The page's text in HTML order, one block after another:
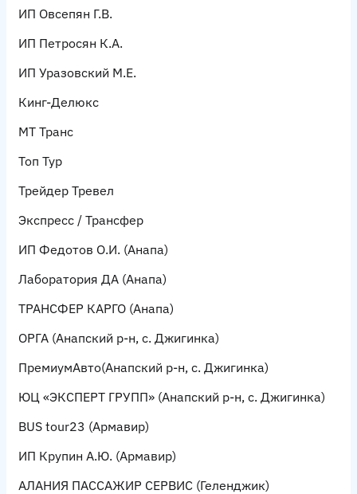
ИП Овсепян Г.В.
ИП Петросян К.А.
ИП Уразовский М.Е.
Кинг-Делюкс
МТ Транс
Топ Тур
Трейдер Тревел
Экспресс / Трансфер
ИП Федотов О.И. (Анапа)
Лаборатория ДА (Анапа)
ТРАНСФЕР КАРГО (Анапа)
ОРГА (Анапский р-н, с. Джигинка)
ПремиумАвто(Анапский р-н, с. Джигинка)
ЮЦ «ЭКСПЕРТ ГРУПП» (Анапский р-н, с. Джигинка)
BUS tour23 (Армавир)
ИП Крупин А.Ю. (Армавир)
АЛАНИЯ ПАССАЖИР СЕРВИС (Геленджик)